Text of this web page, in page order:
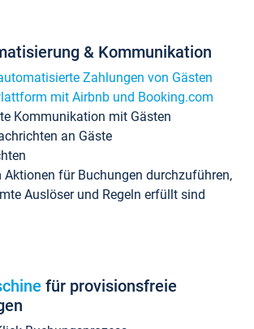
& Kommunikation
Zahlungen von Gästen
mit Airbnb und Booking.com
Kommunikation mit Gästen
an Gäste
Aktionen für Buchungen durchzuführen,
Auslöser und Regeln erfüllt sind
für provisionsfreie